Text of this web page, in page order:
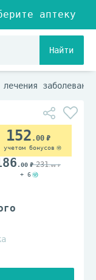
Найти
лечения
152 .00
учетом бонусов
.00 231.00
+ 6